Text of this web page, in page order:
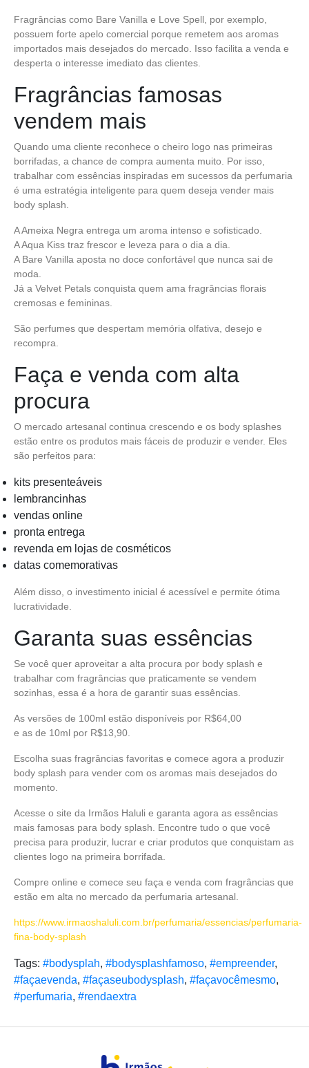
Fragrâncias como Bare Vanilla e Love Spell, por exemplo,
possuem forte apelo comercial porque remetem aos aromas
importados mais desejados do mercado. Isso facilita a venda e
desperta o interesse imediato das clientes.
Fragrâncias famosas
vendem mais
Quando uma cliente reconhece o cheiro logo nas primeiras
borrifadas, a chance de compra aumenta muito. Por isso,
trabalhar com essências inspiradas em sucessos da perfumaria
é uma estratégia inteligente para quem deseja vender mais
body splash.
A Ameixa Negra entrega um aroma intenso e sofisticado.
A Aqua Kiss traz frescor e leveza para o dia a dia.
A Bare Vanilla aposta no doce confortável que nunca sai de
moda.
Já a Velvet Petals conquista quem ama fragrâncias florais
cremosas e femininas.
São perfumes que despertam memória olfativa, desejo e
recompra.
Faça e venda com alta
procura
O mercado artesanal continua crescendo e os body splashes
estão entre os produtos mais fáceis de produzir e vender. Eles
são perfeitos para:
kits presenteáveis
lembrancinhas
vendas online
pronta entrega
revenda em lojas de cosméticos
datas comemorativas
Além disso, o investimento inicial é acessível e permite ótima
lucratividade.
Garanta suas essências
Se você quer aproveitar a alta procura por body splash e
trabalhar com fragrâncias que praticamente se vendem
sozinhas, essa é a hora de garantir suas essências.
As versões de 100ml estão disponíveis por R$64,00
e as de 10ml por R$13,90.
Escolha suas fragrâncias favoritas e comece agora a produzir
body splash para vender com os aromas mais desejados do
momento.
Acesse o site da Irmãos Haluli e garanta agora as essências
mais famosas para body splash. Encontre tudo o que você
precisa para produzir, lucrar e criar produtos que conquistam as
clientes logo na primeira borrifada.
Compre online e comece seu faça e venda com fragrâncias que
estão em alta no mercado da perfumaria artesanal.
https://www.irmaoshaluli.com.br/perfumaria/essencias/perfumaria-
fina-body-splash
Tags: #bodysplah, #bodysplashfamoso, #empreender,
#façaevenda, #façaseubodysplash, #façavocêmesmo,
#perfumaria, #rendaextra